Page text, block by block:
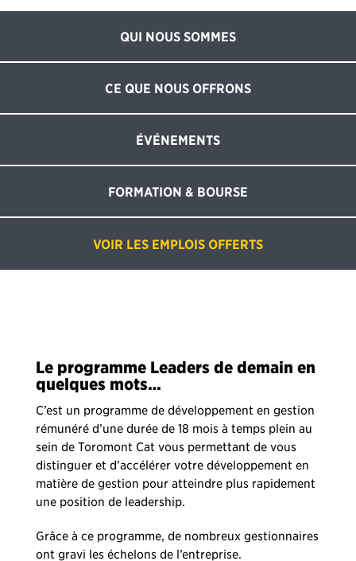
QUI NOUS SOMMES
CE QUE NOUS OFFRONS
ÉVÉNEMENTS
FORMATION & BOURSE
VOIR LES EMPLOIS OFFERTS
Le programme Leaders de demain en
quelques mots…
C’est un programme de développement en gestion
rémunéré d’une durée de 18 mois à temps plein au
sein de Toromont Cat vous permettant de vous
distinguer et d’accélérer votre développement en
matière de gestion pour atteindre plus rapidement
une position de leadership.
Grâce à ce programme, de nombreux gestionnaires
ont gravi les échelons de l’entreprise.